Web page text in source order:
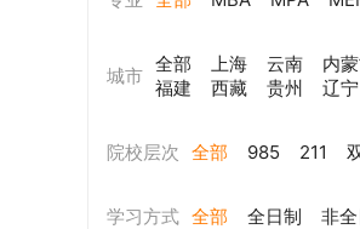
城市
全部 上海 云南 内
福建
西藏 贵州 辽宁
院校层次 全部 985 211
学习方式 全部 全日制 非